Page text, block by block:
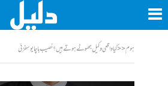
ہوم<<کیا واقعی وکیل جھوٹے ہوتے ہیں؟ نصیب باچا یوسفزئی